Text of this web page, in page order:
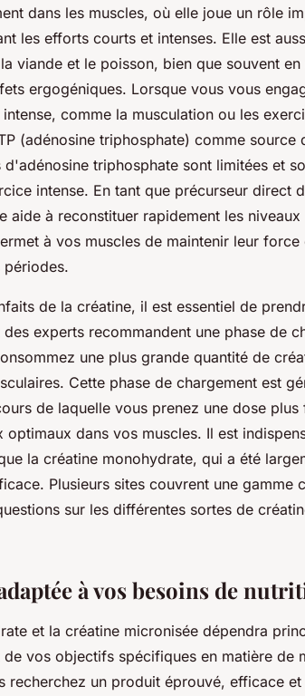
dans les muscles, où elle joue un rôle
les efforts courts et intenses. Elle est
viande et le poisson, bien que souvent en
ergogéniques. Lorsque vous vous
comme la musculation ou les
(adénosine triphosphate) comme source
triphosphate sont limitées et
intense. En tant que précurseur direct
aide à reconstituer rapidement les niveaux
à vos muscles de maintenir leur force
périodes.
de la créatine, il est essentiel de
experts recommandent une phase de
une plus grande quantité de
Cette phase de chargement est
de laquelle vous prenez une dose plus
dans vos muscles. Il est
la créatine monohydrate, qui a été
Plusieurs sites couvrent une gamme
sur les différentes sortes de
à vos besoins de
et la créatine micronisée dépendra
vos objectifs spécifiques en matière de
recherchez un produit éprouvé, efficace et